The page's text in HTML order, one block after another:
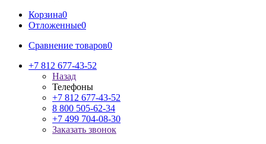
Корзина0
Отложенные0
Сравнение товаров0
+7 812 677-43-52
Назад
Телефоны
+7 812 677-43-52
8 800 505-62-34
+7 499 704-08-30
Заказать звонок